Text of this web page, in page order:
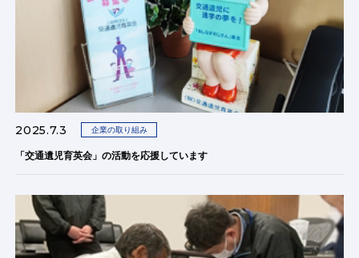
2025.7.3 企業の取り組み
「交通遺児育英会」の活動を応援しています